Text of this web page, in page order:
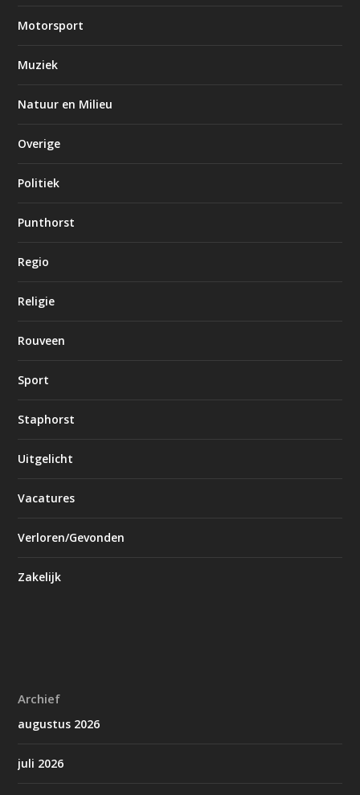
Motorsport
Muziek
Natuur en Milieu
Overige
Politiek
Punthorst
Regio
Religie
Rouveen
Sport
Staphorst
Uitgelicht
Vacatures
Verloren/Gevonden
Zakelijk
Archief
augustus 2026
juli 2026